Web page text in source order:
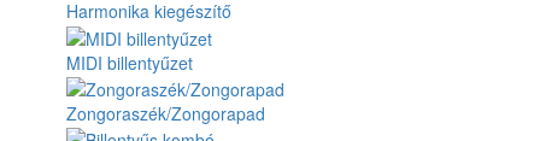
Harmonika kiegészítő
MIDI billentyűzet
Zongoraszék/Zongorapad